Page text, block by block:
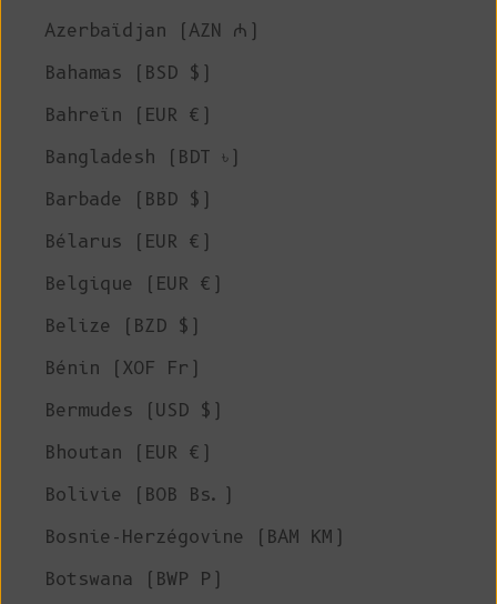
Azerbaïdjan (AZN ₼)
Bahamas (BSD $)
Bahreïn (EUR €)
Bangladesh (BDT ৳)
Barbade (BBD $)
Bélarus (EUR €)
Belgique (EUR €)
Belize (BZD $)
Bénin (XOF Fr)
Bermudes (USD $)
Bhoutan (EUR €)
Bolivie (BOB Bs.)
Bosnie-Herzégovine (BAM КМ)
Botswana (BWP P)